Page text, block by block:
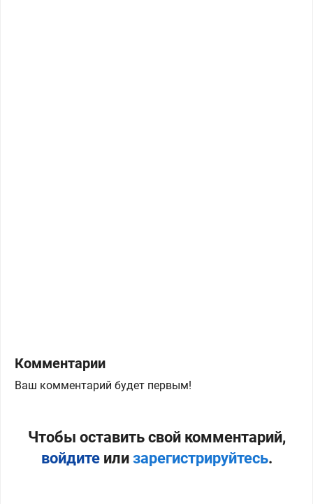
Комментарии
Ваш комментарий будет первым!
Чтобы оставить свой комментарий,
войдитеили зарегистрируйтесь.